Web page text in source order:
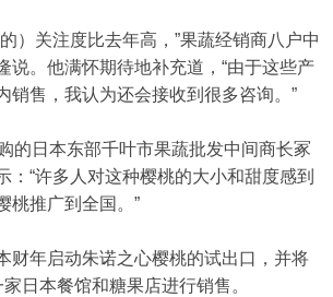
）关注度比去年高，”果蔬经销商八户中
说。他满怀期待地补充道，“由于这些产
销售，我认为还会接收到很多咨询。”
的日本东部千叶市果蔬批发中间商长冢
：“许多人对这种樱桃的大小和甜度感到
桃推广到全国。”
财年启动朱诺之心樱桃的试出口，并将
日本餐馆和糖果店进行销售。